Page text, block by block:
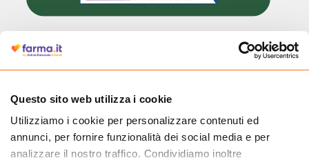
Questo sito web utilizza i cookie
Utilizziamo i cookie per personalizzare contenuti ed
annunci, per fornire funzionalità dei social media e per
analizzare il nostro traffico. Condividiamo inoltre
autorizzata dal Ministero della Salute a effettuare la vendita online di